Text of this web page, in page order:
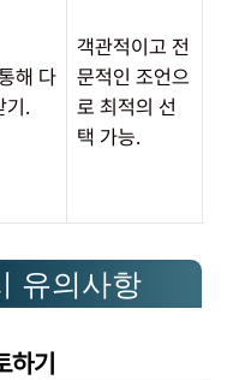
해 다
기.
객관적이고 전
문적인 조언으
로 최적의 선
택 가능.
유의사항
하기